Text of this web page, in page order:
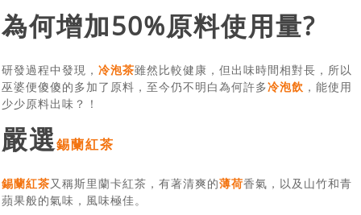
為何增加50%原料使用量?
研發過程中發現， 冷泡茶雖然比較健康，但出味時間相對長，所以
巫婆便傻傻的多加了原料，至今仍不明白為何許多冷泡飲 ，能使用
少少原料出味？！
嚴選錫蘭紅茶
錫蘭紅茶又稱斯里蘭卡紅茶，有著清爽的薄荷香氣，以及山竹和青
蘋果般的氣味，風味極佳。